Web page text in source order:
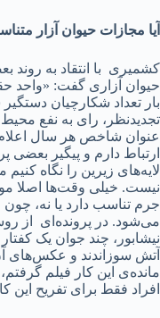
آیا مجازات حیوان آزار
کشمیری با انتقاد به روند
حیوان آزاری گفت: «واحد
بار تعداد شکارچیان
تجدیدنظر، رای به نفع
عنوان شاخص هر سال
ارتباط دارم و پیگیر بعضی
لایه‌های زیرین را نگاه
نیست. خیلی وقت‌ها اصلا
جرم تناسب دارد یا نه،
می‌شود. در پرونده‌ای از
نیشابور، چند جوان یک
آتش سوزاندند و عکس‌های
مانده‌ی این کار فیلم
افراد فقط برای تفریح این